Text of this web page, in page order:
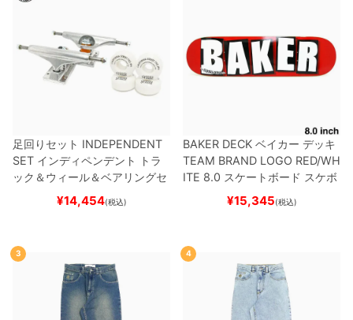
足回りセット INDEPENDENT
SET インディペンデント
トラ
ック＆ウィール＆ベアリングセ
（トリック用）
ード スケボー
¥14,454(税込)
BAKER DECK ベイカー デッキ
TEAM BRAND LOGO RED/WH
ITE 8.0 スケートボード スケボ
¥15,345(税込)
3 4